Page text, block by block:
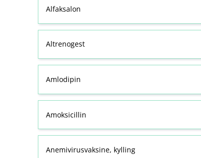
Alfaksalon
Altrenogest
Amlodipin
Amoksicillin
Anemivirusvaksine, kylling